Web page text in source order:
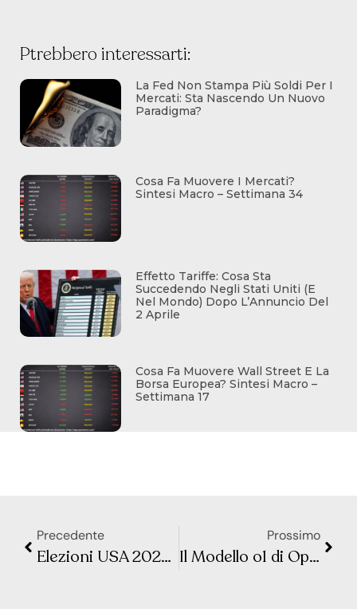
Ptrebbero interessarti:
La Fed Non Stampa Più Soldi Per I
Mercati: Sta Nascendo Un Nuovo
Paradigma?
Cosa Fa Muovere I Mercati?
Sintesi Macro – Settimana 34
Effetto Tariffe: Cosa Sta
Succedendo Negli Stati Uniti (e
Nel Mondo) Dopo L’Annuncio Del
2 Aprile
Cosa Fa Muovere Wall Street E La
Borsa Europea? Sintesi Macro –
Settimana 17
Precedente
Elezioni USA 2024: Gli Asset da Monitorare Durante la Sfida Trump-Harris
Prossimo
Il Modello o1 di OpenAI: Quando l’Intelligenza Artificiale Inizia a Ragionare